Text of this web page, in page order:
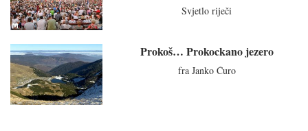
Svjetlo riječi
Prokoš… Prokockano jezero
fra Janko Ćuro